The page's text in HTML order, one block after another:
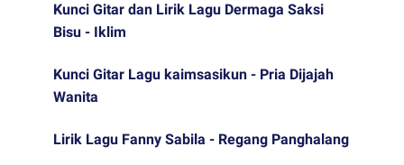
Kunci Gitar dan Lirik Lagu Dermaga Saksi
Bisu - Iklim
Kunci Gitar Lagu kaimsasikun - Pria Dijajah
Wanita
Lirik Lagu Fanny Sabila - Regang Panghalang